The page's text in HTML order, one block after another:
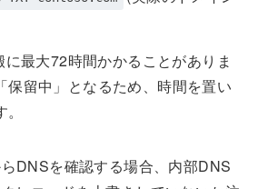
最大72時間かかることがありま
保留中」となるため、時間を置い
DNSを確認する場合、内部DNS